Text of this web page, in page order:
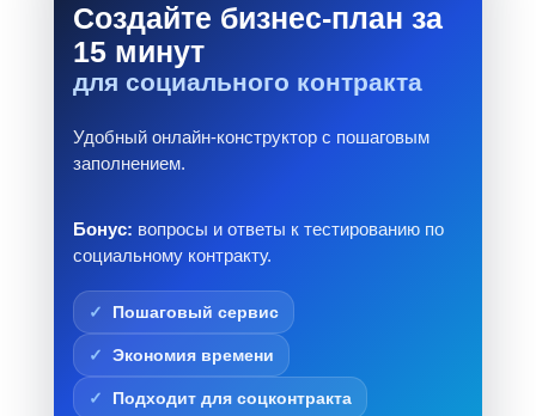
Создайте бизнес-план за
15 минут
для социального контракта
Удобный онлайн-конструктор с пошаговым
заполнением.
Бонус: вопросы и ответы к тестированию по
социальному контракту.
Пошаговый сервис
Экономия времени
Подходит для соцконтракта